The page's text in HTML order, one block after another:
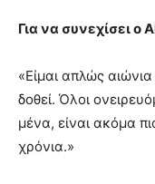
Για να συνεχίσει
«Είμαι απλώς
δοθεί. Όλοι
μένα, είναι ακόμα
χρόνια.»